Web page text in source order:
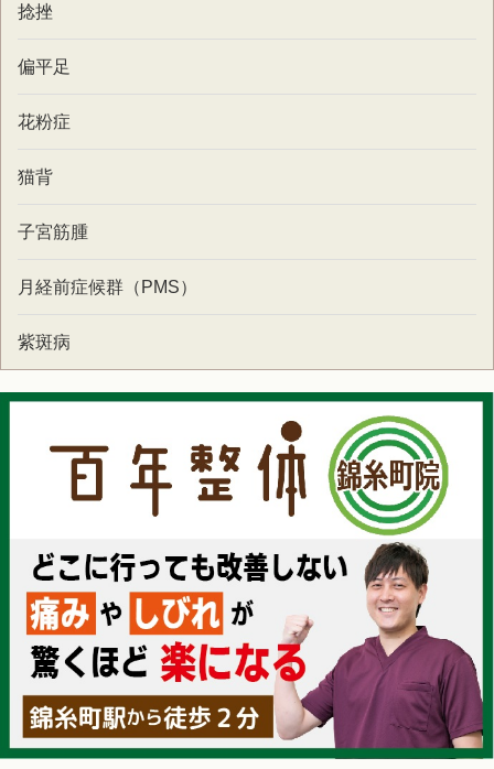
捻挫
偏平足
花粉症
猫背
子宮筋腫
月経前症候群（PMS）
紫斑病